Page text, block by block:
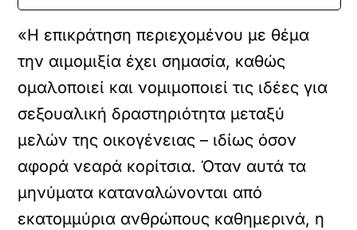
«Η επικράτηση περιεχομένου με θέμα
την αιμομιξία έχει σημασία, καθώς
ομαλοποιεί και νομιμοποιεί τις ιδέες για
σεξουαλική δραστηριότητα μεταξύ
μελών της οικογένειας – ιδίως όσον
αφορά νεαρά κορίτσια. Όταν αυτά τα
μηνύματα καταναλώνονται από
εκατομμύρια ανθρώπους καθημερινά, η